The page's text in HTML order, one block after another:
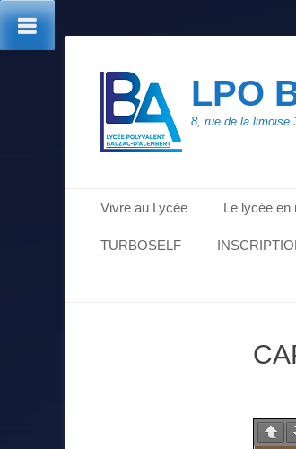
LPO
8, rue de la limoise
Menu principal
contenu
Vivre au Lycée Le lycée en
TURBOSELF